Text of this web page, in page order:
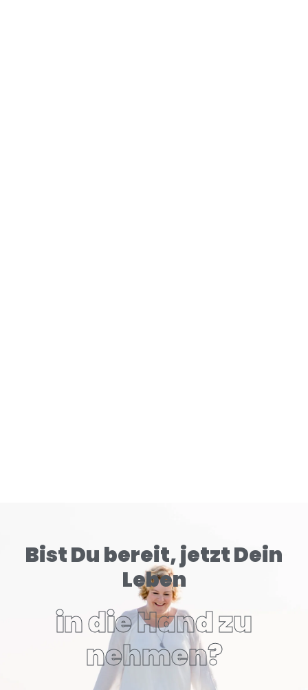
Bist Du bereit, jetzt Dein
Leben
in die Hand zu
nehmen?